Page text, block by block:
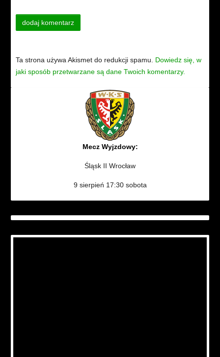
Ta strona używa Akismet do redukcji spamu. Dowiedz się, w
jaki sposób przetwarzane są dane Twoich komentarzy.
Mecz Wyjzdowy:
Śląsk II Wrocław
9 sierpień 17:30 sobota